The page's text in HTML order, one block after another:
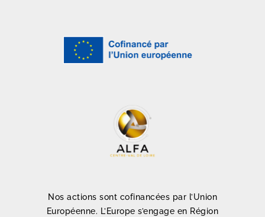
Nos actions sont cofinancées par l’Union
Européenne. L’Europe s’engage en Région